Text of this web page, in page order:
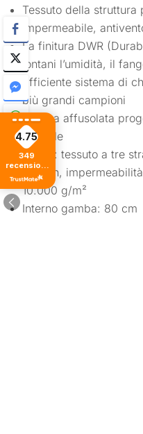
Tessuto della
impermeabile,
La finitura DWR
lontani l’umidità, il
Efficiente sistema di
più grandi campioni
Gamba affusolata
agevole
Corpo: tessuto a tre
elastan,
10.000 g/m²
Interno gamba: 80 cm
4.75
349
recensioni
di tutti i